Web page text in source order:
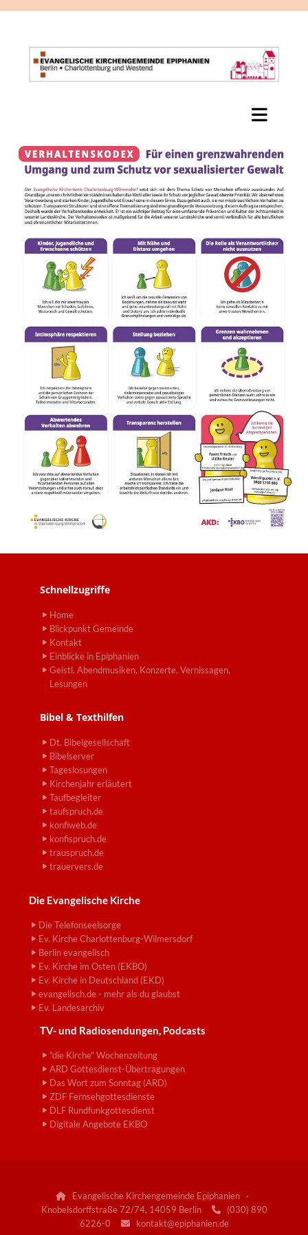
Schnellzugriffe
Home
Blickpunkt Gemeinde
Kontakt
Einblicke in Epiphanien
Geistl. Abendmusiken, Konzerte, Vernissagen,
Lesungen
Bibel & Texthilfen
Dt. Bibelgesellschaft
Bibelserver
Tageslosungen
Kirchenjahr erläutert
Taufbegleiter
taufspruch.de
konfiweb.de
konfispruch.de
trauspruch.de
trauervers.de
Die Evangelische Kirche
Die Telefonseelsorge
Ev. Kirche Charlottenburg-Wilmersdorf
Berlin evangelisch
Ev. Kirche im Osten (EKBO)
Ev. Kirche in Deutschland (EKD)
evangelisch.de - mehr als du glaubst
Ev. Landesarchiv
TV- und Radiosendungen, Podcasts
"die Kirche" Wochenzeitung
ARD Gottesdienst-Übertragungen
Das Wort zum Sonntag (ARD)
ZDF Fernsehgottesdienste
DLF Rundfunkgottesdienst
Digitale Angebote EKBO
Evangelische Kirchengemeinde Epiphanien ·
Knobelsdorffstraße 72/74, 14059 Berlin
(030) 890
6226-0
kontakt@epiphanien.de